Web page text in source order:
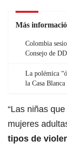
Más
Colombia
Consejo de
La polémica
la Casa Blanca
“Las niñas
mujeres
tipos de